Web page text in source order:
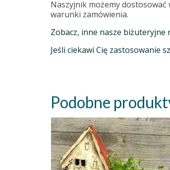
Naszyjnik możemy
warunki zamówienia.
Zobacz, inne nasze biżuteryjne
Jeśli ciekawi Cię zastosowanie
Podobne